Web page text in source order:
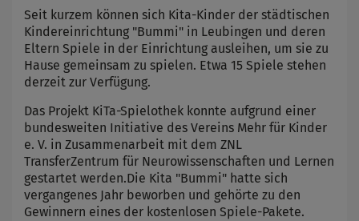
Seit kurzem können sich Kita-Kinder der städtischen
Kindereinrichtung "Bummi" in Leubingen und deren
Eltern Spiele in der Einrichtung ausleihen, um sie zu
Hause gemeinsam zu spielen. Etwa 15 Spiele stehen
derzeit zur Verfügung.
Das Projekt KiTa-Spielothek konnte aufgrund einer
bundesweiten Initiative des Vereins Mehr für Kinder
e. V. in Zusammenarbeit mit dem ZNL
TransferZentrum für Neurowissenschaften und Lernen
gestartet werden.Die Kita "Bummi" hatte sich
vergangenes Jahr beworben und gehörte zu den
Gewinnern eines der kostenlosen Spiele-Pakete.